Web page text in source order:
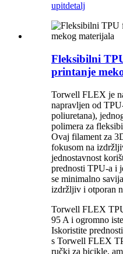
upitdetalj
Fleksibilni
printanje
Torwell FLEX je
napravljen od
poliuretana),
polimera za
Ovaj filament za
fokusom na
jednostavnost
prednosti TPU-a i
se minimalno
izdržljiv i otporan
Torwell FLEX
95 A i ogromno
Iskoristite
s Torwell FLEX
ručki za bicikle,